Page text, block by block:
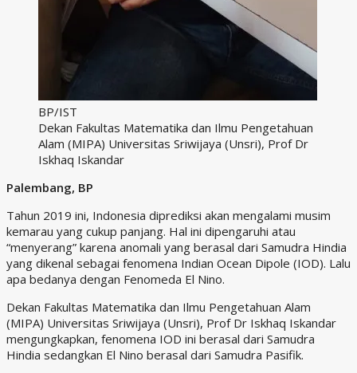
BP/IST
Dekan Fakultas Matematika dan Ilmu Pengetahuan
Alam (MIPA) Universitas Sriwijaya (Unsri), Prof Dr
Iskhaq Iskandar
Palembang, BP
Tahun 2019 ini, Indonesia diprediksi akan mengalami musim
kemarau yang cukup panjang. Hal ini dipengaruhi atau
“menyerang” karena anomali yang berasal dari Samudra Hindia
yang dikenal sebagai fenomena Indian Ocean Dipole (IOD). Lalu
apa bedanya dengan Fenomeda El Nino.
Dekan Fakultas Matematika dan Ilmu Pengetahuan Alam
(MIPA) Universitas Sriwijaya (Unsri), Prof Dr Iskhaq Iskandar
mengungkapkan, fenomena IOD ini berasal dari Samudra
Hindia sedangkan El Nino berasal dari Samudra Pasifik.